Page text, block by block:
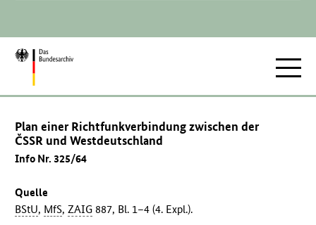
Zur
Plan einer Richtfunkverbindung zwischen der
ČSSR und Westdeutschland
Info Nr. 325/64
Quelle
BStU, MfS,ZAIG 887, Bl. 1–4 (4. Expl.).